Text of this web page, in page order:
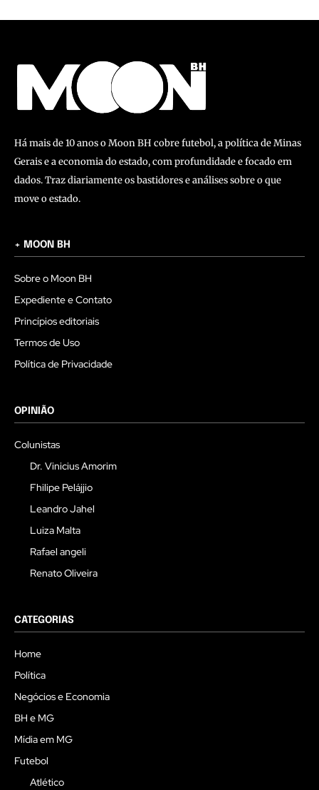
Há mais de 10 anos o Moon BH cobre futebol, a política de Minas
Gerais e a economia do estado, com profundidade e focado em
dados. Traz diariamente os bastidores e análises sobre o que
move o estado.
+ MOON BH
Sobre o Moon BH
Expediente e Contato
Princípios editoriais
Termos de Uso
Política de Privacidade
OPINIÃO
Colunistas
Dr. Vinicius Amorim
Fhilipe Pelájjio
Leandro Jahel
Luiza Malta
Rafael angeli
Renato Oliveira
CATEGORIAS
Home
Política
Negócios e Economia
BH e MG
Mídia em MG
Futebol
Atlético